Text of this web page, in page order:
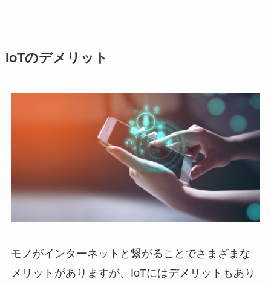
IoTのデメリット
モノがインターネットと繋がることでさまざまな
メリットがありますが、IoTにはデメリットもあり